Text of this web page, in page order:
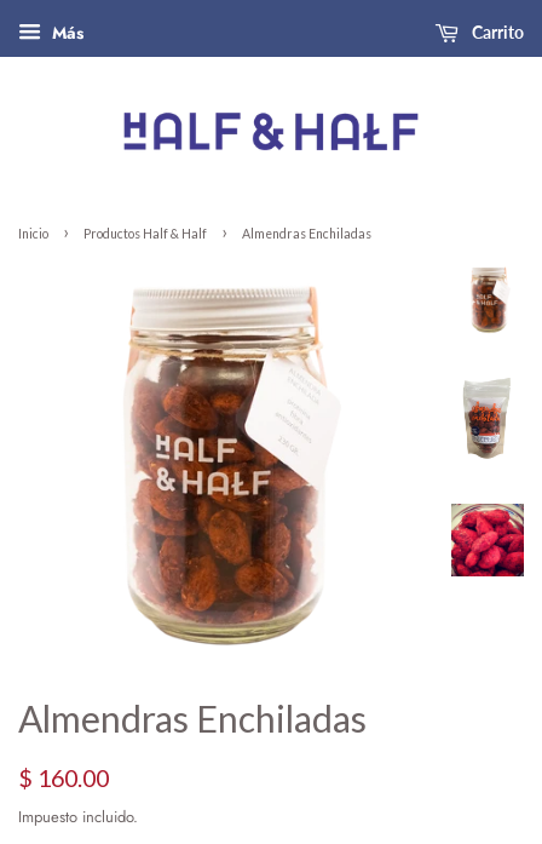
Más Carrito
Inicio › Productos Half & Half › Almendras Enchiladas
Almendras Enchiladas
Precio
$ 160.00
oferta
Impuesto incluido.